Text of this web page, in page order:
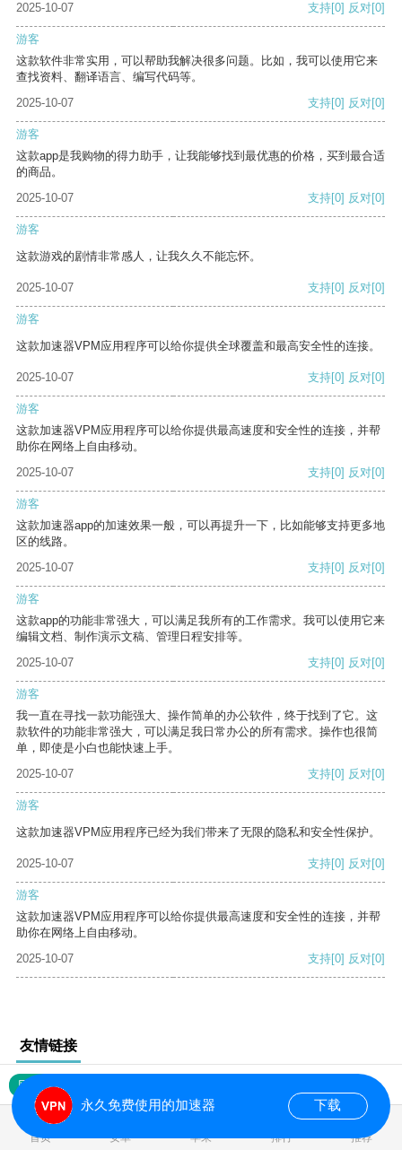
2025-10-07
支持[0] 反对[0]
游客
这款软件非常实用，可以帮助我解决很多问题。比如，我可以使用它来
查找资料、翻译语言、编写代码等。
2025-10-07
支持[0] 反对[0]
游客
这款app是我购物的得力助手，让我能够找到最优惠的价格，买到最合适
的商品。
2025-10-07
支持[0] 反对[0]
游客
这款游戏的剧情非常感人，让我久久不能忘怀。
2025-10-07 支持[0] 反对[0]
游客
这款加速器VPM应用程序可以给你提供全球覆盖和最高安全性的连接。
2025-10-07 支持[0] 反对[0]
游客
这款加速器VPM应用程序可以给你提供最高速度和安全性的连接，并帮
助你在网络上自由移动。
2025-10-07
支持[0] 反对[0]
游客
这款加速器app的加速效果一般，可以再提升一下，比如能够支持更多地
区的线路。
2025-10-07
支持[0] 反对[0]
游客
这款app的功能非常强大，可以满足我所有的工作需求。我可以使用它来
编辑文档、制作演示文稿、管理日程安排等。
2025-10-07
支持[0] 反对[0]
游客
我一直在寻找一款功能强大、操作简单的办公软件，终于找到了它。这
款软件的功能非常强大，可以满足我日常办公的所有需求。操作也很简
单，即使是小白也能快速上手。
2025-10-07
支持[0] 反对[0]
游客
这款加速器VPM应用程序已经为我们带来了无限的隐私和安全性保护。
2025-10-07 支持[0] 反对[0]
游客
这款加速器VPM应用程序可以给你提供最高速度和安全性的连接，并帮
助你在网络上自由移动。
2025-10-07
支持[0] 反对[0]
友情链接
网站地图
首页 安卓 苹果 排行 推荐
永久免费使用的加速器 下载
0.022548s